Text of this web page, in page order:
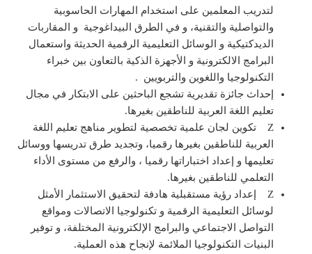
لتدريب المعلمين على استخدام المهارات الحاسوبية
والتواصلية والتقنية، و في الطرق البيداغوجية و المقاربات
الديدكتيكية و الوسائل التعليمية الرقمية الحديثة واستعمال
البرامج الالكترونية و الأجهزة الذكية بالتعاون بين خبراء
التكنولوجيا واللغوين والتربويين .
إحداث جائزة تقديرية تشجع الباحثين على الابتكار في مجال
تعليم اللغة العربية للناطقين بغيرها.
Z تكوين لجان علمية تخصصية لتطوير مناهج تعليم اللغة
العربية للناطقين بغيرها رقميا، وتجديد طرق تدريسها ووسائل
تعليمها و إعداد اختباراتها رقميا ، والرفع من مستوى الأداء
التعلمي للناطقين بغيرها.
Z إعداد رؤية مستقبلية هادفة لتحقيق الاستثمار الأمثل
لوسائل التعليمية الرقمية و تكنولوجيا الاتصالات ومواقع
التواصل الاجتماعي والبرامج الإلكترونية المختلفة، و توفير
البنيات التكنولوجيا الملائمة لإنجاح هذه العملية.